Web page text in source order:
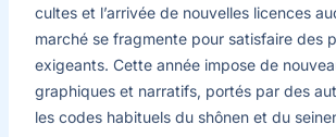
cultes et l’arrivée de nouvelles licences
marché se fragmente pour satisfaire des
exigeants. Cette année impose de
graphiques et narratifs, portés par des
les codes habituels du shônen et du